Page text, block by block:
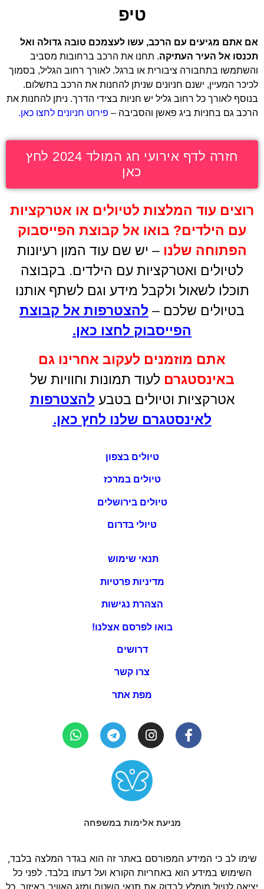
טיפ
אם אתם מגיעים עם הרכב, עשו לעצמכם טובה גדולה ואל
תכנסו אל העיר העתיקה. תחנו את הרכב ברחובות מסביב
והשתמשו בתחבורה ציבורית או ברגל. לאורך רחוב הגליל, בסמוך
לכיכר המעיין, ישנם חניונים שניתן להחנות את הרכב בתשלום.
בנוסף לאורך כל רחוב גליל יש חניות בצידי הדרך. ניתן להחנות את
הרכב גם בחניות ביג פאשן והסביבה – פירוט חניונים לחצו כאן.
חזרה לדף אירועי חג המולד 2024 לחץ
כאן
רוצים עוד המלצות לטיולים או אטרקציות
עם הילדים? בואו אל קבוצת הפייסבוק
הפתוחה שלנו – יש שם עוד המון רעיונות
לטיולים ואטרקציות עם הילדים. בקבוצה
תוכלו לשאול ולקבל מידע וגם לשתף אותנו
בטיולים שלכם – להצטרפות אל קבוצת
הפייסבוק לחצו כאן.
אתם מוזמנים לעקוב אחרינו גם
באינסטגרם לעוד תמונות וחוויות של
אטרקציות וטיולים בטבע להצטרפות
לאינסטגרם שלנו לחץ כאן.
טיולים בצפון
טיולים במרכז
טיולים בירושלים
טיולי בדרום
תנאי שימוש
מדיניות פרטיות
הצהרת נגישות
בואו לפרסם אצלנו!
דרושים
צרו קשר
מפת אתר
מניעת אלימות במשפחה
שימו לב כי המידע המפורסם באתר זה הוא בגדר המלצה בלבד,
השימוש במידע הוא באחריות הקורא ועל דעתו בלבד. לפני כל
יציאה לטיול מומלץ לבדוק את תנאי השטח ומזג האוויר באיזור. כל